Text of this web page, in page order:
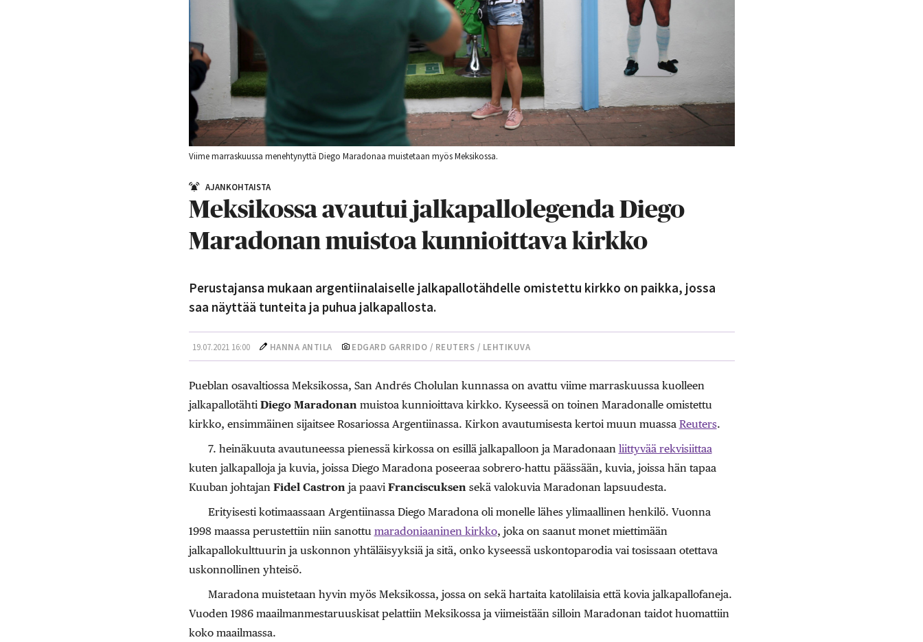
Viime marraskuussa menehtynyttä Diego Maradonaa muistetaan myös Meksikossa.
AJANKOHTAISTA
Meksikossa avautui jalkapallolegenda Diego
Maradonan muistoa kunnioittava kirkko
Perustajansa mukaan argentiinalaiselle jalkapallotähdelle omistettu kirkko on paikka, jossa
saa näyttää tunteita ja puhua jalkapallosta.
19.07.2021 16:00 HANNA ANTILA EDGARD GARRIDO / REUTERS / LEHTIKUVA
Pueblan osavaltiossa Meksikossa, San Andrés Cholulan kunnassa on avattu viime marraskuussa kuolleen
jalkapallotähti Diego Maradonanmuistoa kunnioittava kirkko. Kyseessä on toinen Maradonalle omistettu
kirkko, ensimmäinen sijaitsee Rosariossa Argentiinassa. Kirkon avautumisesta kertoi muun muassa Reuters.
7. heinäkuuta avautuneessa pienessä kirkossa on esillä jalkapalloon ja Maradonaan liittyvää rekvisiittaa
kuten jalkapalloja ja kuvia, joissa Diego Maradona poseeraa sobrero-hattu päässään, kuvia, joissa hän tapaa
Kuuban johtajan Fidel Castronja paavi Franciscuksen sekä valokuvia Maradonan lapsuudesta.
Erityisesti kotimaassaan Argentiinassa Diego Maradona oli monelle lähes ylimaallinen henkilö. Vuonna
1998 maassa perustettiin niin sanottu maradoniaaninen kirkko, joka on saanut monet miettimään
jalkapallokulttuurin ja uskonnon yhtäläisyyksiä ja sitä, onko kyseessä uskontoparodia vai tosissaan otettava
uskonnollinen yhteisö.
Maradona muistetaan hyvin myös Meksikossa, jossa on sekä hartaita katolilaisia että kovia jalkapallofaneja.
Vuoden 1986 maailmanmestaruuskisat pelattiin Meksikossa ja viimeistään silloin Maradonan taidot huomattiin
koko maailmassa.